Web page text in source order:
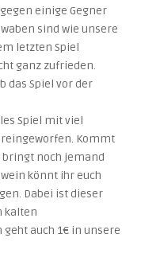
einige Gegner
sind wie unsere
letzten Spiel
ganz zufrieden.
das Spiel vor der
Spiel mit viel
Kommt
noch jemand
könnt ihr euch
Dabei ist dieser
kalten
auch 1€ in unsere